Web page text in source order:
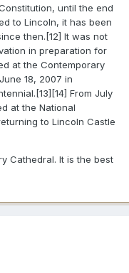
until the end
to Lincoln, it has been
then.[12] It was not
in preparation for
at the Contemporary
18, 2007 in
From July
at the National
to Lincoln Castle
Cathedral. It is the best